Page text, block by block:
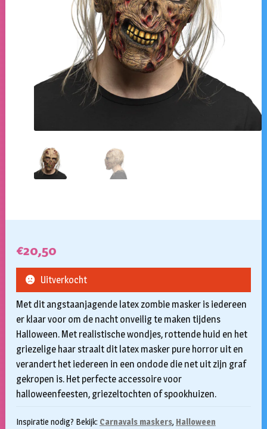
€20,50
Met dit angstaanjagende latex zombie masker is iedereen
er klaar voor om de nacht onveilig te maken tijdens
Halloween. Met realistische wondjes, rottende huid en het
griezelige haar straalt dit latex masker pure horror uit en
verandert het iedereen in een ondode die net uit zijn graf
gekropen is. Het perfecte accessoire voor
halloweenfeesten, griezeltochten of spookhuizen.
Inspiratie nodig? Bekijk: Carnavals maskers, Halloween
Uitverkocht